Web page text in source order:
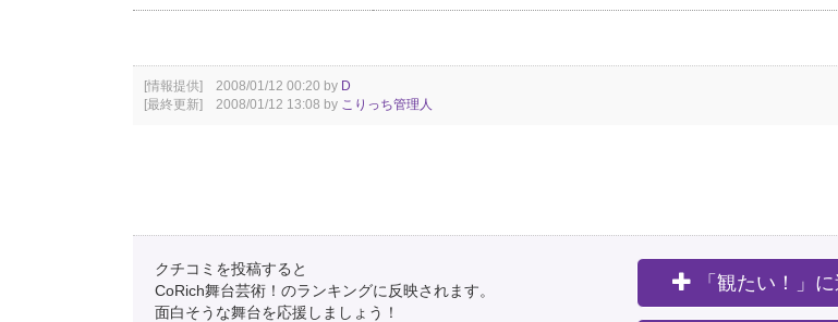
[情報提供] 2008/01/12 00:20 by D
[最終更新] 2008/01/12 13:08 by こりっち管理人
クチコミを投稿すると
CoRich舞台芸術！のランキングに反映されます。
面白そうな舞台を応援しましょう！
「観たい！」